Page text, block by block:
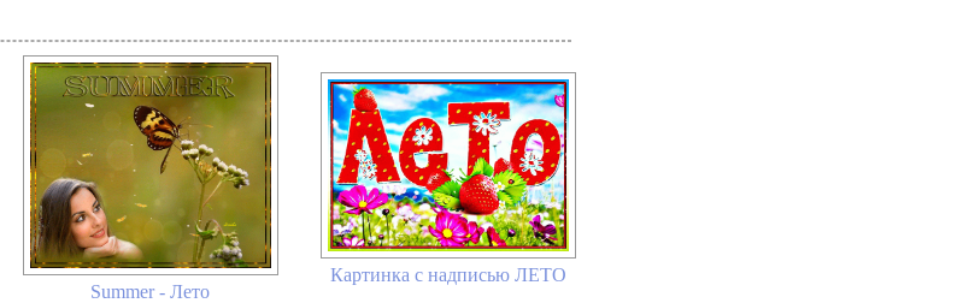
Summer - Лето
Картинка с надписью ЛЕТО